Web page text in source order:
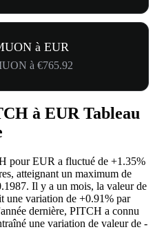
à EUR
à €765.92
à EUR Tableau
pour EUR a fluctué de +1.35%
atteignant un maximum de
Il y a un mois, la valeur de
une variation de +0.91% par
dernière, PITCH a connu
une variation de valeur de -